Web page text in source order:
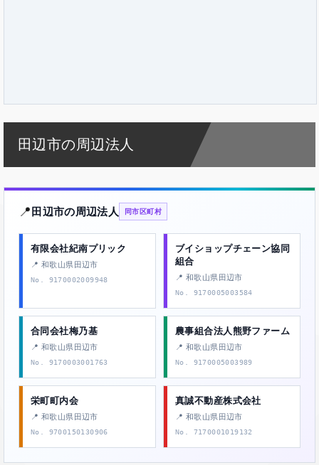
田辺市の周辺法人
📍 田辺市の周辺法人 同市区町村
有限会社紀南プリック
📍 和歌山県田辺市
No. 9170002009948
ブイショップチェーン協同
組合
📍 和歌山県田辺市
No. 9170005003584
合同会社梅乃基
📍 和歌山県田辺市
No. 9170003001763
農事組合法人熊野ファーム
📍 和歌山県田辺市
No. 9170005003989
栄町町内会
📍 和歌山県田辺市
No. 9700150130906
真誠不動産株式会社
📍 和歌山県田辺市
No. 7170001019132